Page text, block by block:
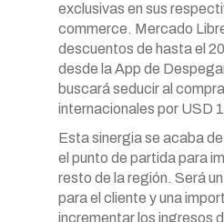
exclusivas en sus
commerce. Mercado
descuentos de hasta el
desde la App de
buscará seducir al
internacionales por USD
Esta sinergia se acaba
el punto de partida para
resto de la región. Será
para el cliente y una
incrementar los ingresos